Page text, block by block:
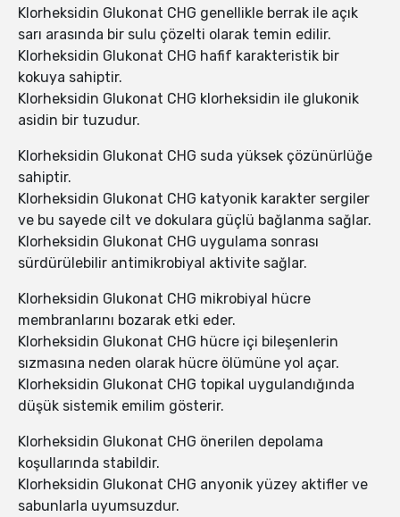
Klorheksidin Glukonat CHG genellikle berrak ile açık
sarı arasında bir sulu çözelti olarak temin edilir.
Klorheksidin Glukonat CHG hafif karakteristik bir
kokuya sahiptir.
Klorheksidin Glukonat CHG klorheksidin ile glukonik
asidin bir tuzudur.
Klorheksidin Glukonat CHG suda yüksek çözünürlüğe
sahiptir.
Klorheksidin Glukonat CHG katyonik karakter sergiler
ve bu sayede cilt ve dokulara güçlü bağlanma sağlar.
Klorheksidin Glukonat CHG uygulama sonrası
sürdürülebilir antimikrobiyal aktivite sağlar.
Klorheksidin Glukonat CHG mikrobiyal hücre
membranlarını bozarak etki eder.
Klorheksidin Glukonat CHG hücre içi bileşenlerin
sızmasına neden olarak hücre ölümüne yol açar.
Klorheksidin Glukonat CHG topikal uygulandığında
düşük sistemik emilim gösterir.
Klorheksidin Glukonat CHG önerilen depolama
koşullarında stabildir.
Klorheksidin Glukonat CHG anyonik yüzey aktifler ve
sabunlarla uyumsuzdur.